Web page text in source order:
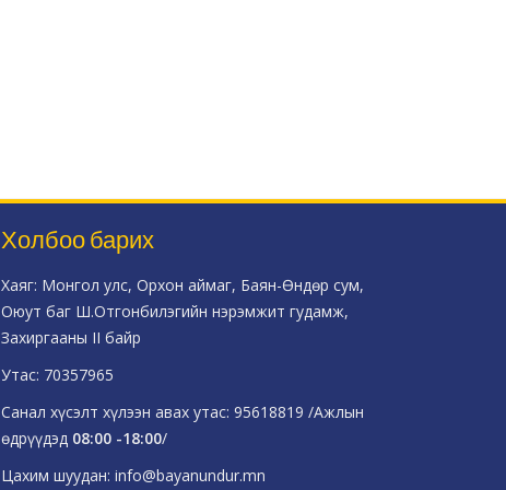
Холбоо барих
Хаяг: Монгол улс, Орхон аймаг, Баян-Өндөр сум,
Оюут баг Ш.Отгонбилэгийн нэрэмжит гудамж,
Захиргааны II байр
Утас: 70357965
Санал хүсэлт хүлээн авах утас: 95618819 /Ажлын
өдрүүдэд 08:00 -18:00/
Цахим шуудан: info@bayanundur.mn